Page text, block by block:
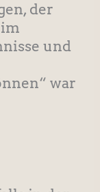
der
und
war